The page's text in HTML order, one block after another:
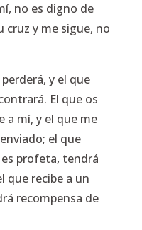
no es digno de
cruz y me sigue, no
y el que
El que os
a mí, y el que me
el que
profeta, tendrá
que recibe a un
recompensa de